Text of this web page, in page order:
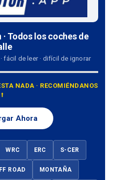
Todos los coches de
fácil de leer · difícil de ignorar
NADA · RECOMIÉNDANOS
⭡
Ahora
WRC ERC S-CER
ROAD MONTAÑA